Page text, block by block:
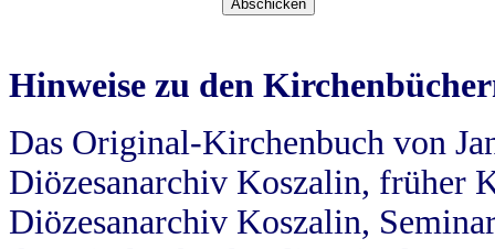
Hinweise zu den
Das Original-Kirchenbuch von
Diözesanarchiv Koszalin, früher
Diözesanarchiv Koszalin,